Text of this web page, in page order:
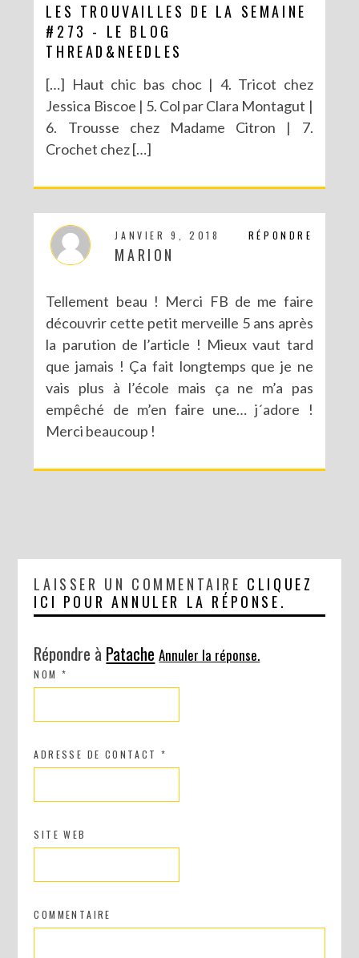
LES TROUVAILLES DE LA SEMAINE
#273 - LE BLOG
THREAD&NEEDLES
[…] Haut chic bas choc | 4. Tricot chez
Jessica Biscoe | 5. Col par Clara Montagut |
6. Trousse chez Madame Citron | 7.
Crochet chez […]
RÉPONDRE
JANVIER 9, 2018
MARION
Tellement beau ! Merci FB de me faire
découvrir cette petit merveille 5 ans après
la parution de l’article ! Mieux vaut tard
que jamais ! Ça fait longtemps que je ne
vais plus à l’école mais ça ne m’a pas
empêché de m’en faire une… j´adore !
Merci beaucoup !
LAISSER UN COMMENTAIRE CLIQUEZ
ICI POUR ANNULER LA RÉPONSE.
Répondre à Patache Annuler la réponse.
NOM*
ADRESSE DE CONTACT*
SITE WEB
COMMENTAIRE